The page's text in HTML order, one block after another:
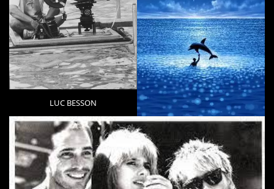
LUC BESSON